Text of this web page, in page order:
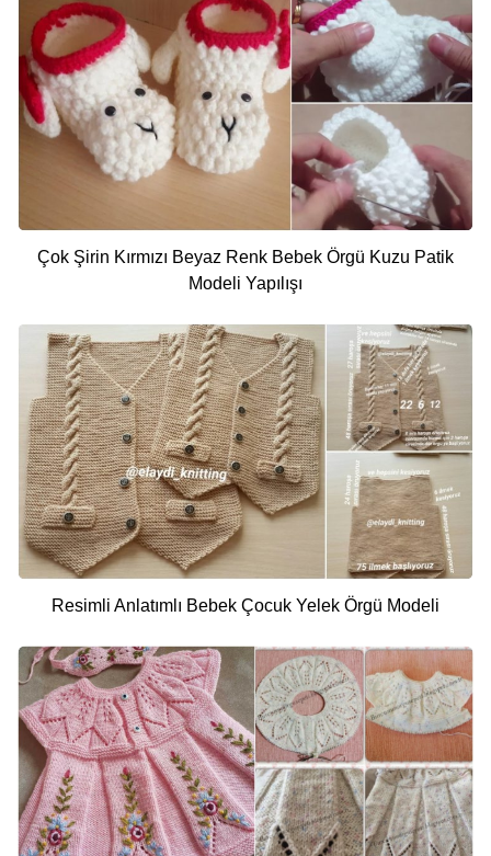
Çok Şirin Kırmızı Beyaz Renk Bebek Örgü Kuzu Patik
Modeli Yapılışı
Resimli Anlatımlı Bebek Çocuk Yelek Örgü Modeli